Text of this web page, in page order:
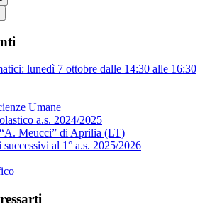
lunedì 7 ottobre dalle 14:30 alle 16:30
Umane
a.s. 2024/2025
Meucci” di Aprilia (LT)
al 1° a.s. 2025/2026